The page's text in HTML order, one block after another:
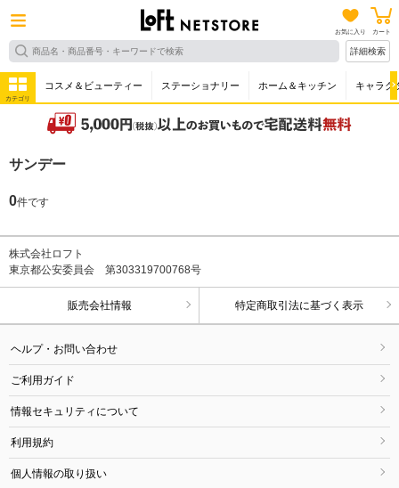
お気に入り カート
詳細検索
カテゴリ
コスメ＆ビューティー ステーショナリー ホーム＆キッチン キャラク
サンデー
0件です
株式会社ロフト
東京都公安委員会 第303319700768号
販売会社情報 特定商取引法に基づく表示
ヘルプ・お問い合わせ
ご利用ガイド
情報セキュリティについて
利用規約
個人情報の取り扱い